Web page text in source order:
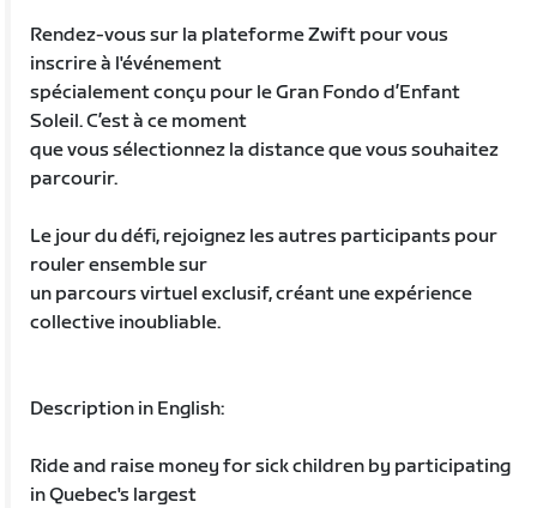
Rendez-vous sur la plateforme Zwift pour vous
inscrire à l'événement
spécialement conçu pour le Gran Fondo d’Enfant
Soleil. C’est à ce moment
que vous sélectionnez la distance que vous souhaitez
parcourir.
Le jour du défi, rejoignez les autres participants pour
rouler ensemble sur
un parcours virtuel exclusif, créant une expérience
collective inoubliable.
Description in English:
Ride and raise money for sick children by participating
in Quebec's largest